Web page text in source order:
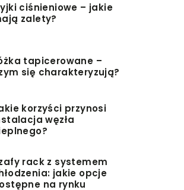
ciśnieniowe – jakie
zalety?
tapicerowane –
się charakteryzują?
korzyści przynosi
węzła
rack z systemem
jakie opcje
na rynku